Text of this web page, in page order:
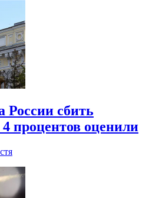
сбить
процентов оценили